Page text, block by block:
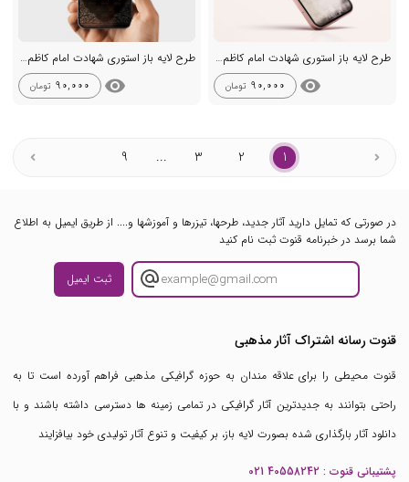
طرح لایه باز استوری شهادت امام کاظم ع
visibility
90,000 تومان
طرح لایه باز استوری شهادت امام کاظم ع
visibility
90,000 تومان
1
2
3
...
9
در صورتی که تمایل دارید آثار جدید، طرحها، تیزرها و آموزشها و.... از طریق ایمیل به اطلاع
شما برسد در خبرنامه قنوت ثبت نام کنید
ثبت ایمیل
قنوت رسانه اشتراک آثار مذهبی
قنوت محیطی را برای علاقه مندان به حوزه گرافیکی مذهبی فراهم آورده است تا به
راحتی بتوانند به جدیدترین آثار گرافیکی در تمامی زمینه ها دسترسی داشته باشند و با
دانلود آثار بارگذاری شده بصورت لایه باز، بر کیفیت و تنوع آثار تولیدی خود بیافزایند
پشتیبانی قنوت : 021 40558242